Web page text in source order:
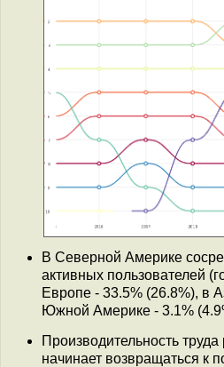
В Cеверной Америке
активных пользователей
Европе - 33.5% (26.8%), в
Южной Америке - 3.1%
Производительность труда
начинает возвращаться к